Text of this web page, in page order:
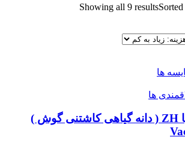
Showing all 9 results
ها
ها
سید گیاهی واکاریا ZH ( دانه گیاهی کاشتنی گوش )